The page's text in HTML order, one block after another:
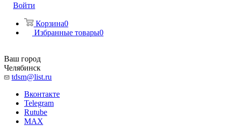
Войти
Корзина0
Избранные товары0
Ваш город
Челябинск
tdsm@list.ru
Вконтакте
Telegram
Rutube
MAX